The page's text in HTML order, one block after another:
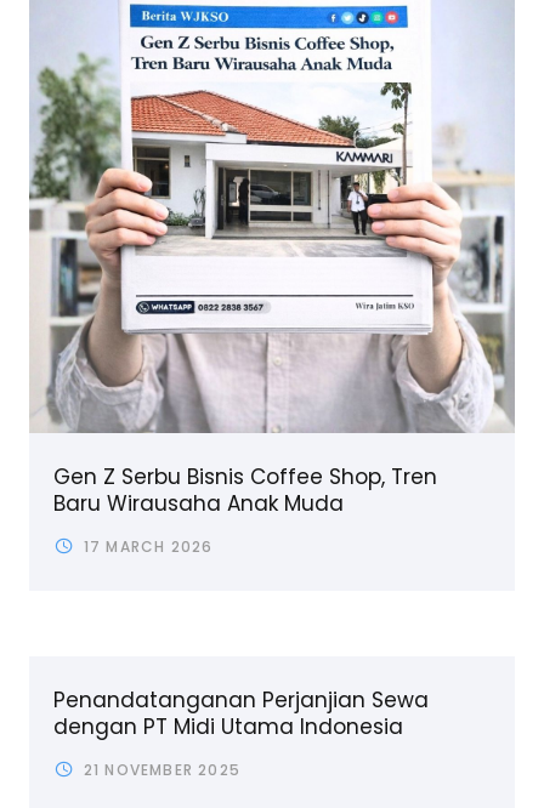
Gen Z Serbu Bisnis Coffee Shop, Tren
Baru Wirausaha Anak Muda
17 MARCH 2026
Penandatanganan Perjanjian Sewa
dengan PT Midi Utama Indonesia
21 NOVEMBER 2025